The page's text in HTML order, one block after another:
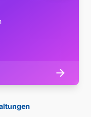
arrow_forward